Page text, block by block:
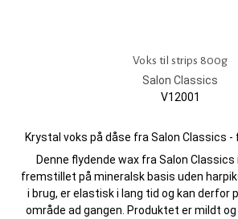
Voks til strips 800g
Salon Classics
V12001
Krystal voks på dåse fra Salon Classics -
Denne flydende wax fra Salon Classics
fremstillet på mineralsk basis uden
i brug, er elastisk i lang tid og kan derfor
område ad gangen. Produktet er mildt